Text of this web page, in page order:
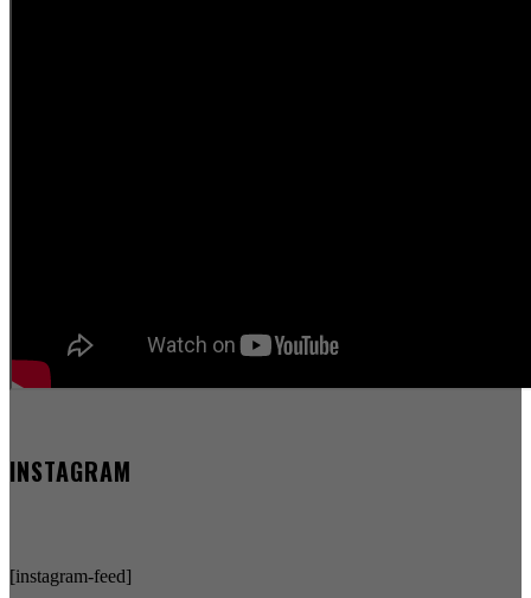
INSTAGRAM
[instagram-feed]